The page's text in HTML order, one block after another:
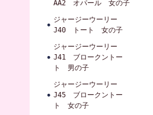
AA2 オパール 女の子
ジャージーウーリー
J40 トート 女の子
ジャージーウーリー
J41 ブロークントー
ト 男の子
ジャージーウーリー
J45 ブロークントー
ト 女の子